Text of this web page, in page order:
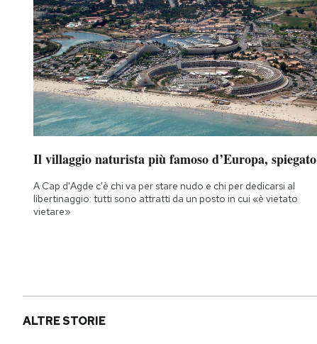
I MIEI PREFERITI
SHOP
CALENDARIO
AREA PERSONALE
Area Personale
Esci
Il villaggio naturista più famoso d’Europa, spiegato
A Cap d'Agde c'è chi va per stare nudo e chi per dedicarsi al
libertinaggio: tutti sono attratti da un posto in cui «è vietato
vietare»
ALTRE STORIE